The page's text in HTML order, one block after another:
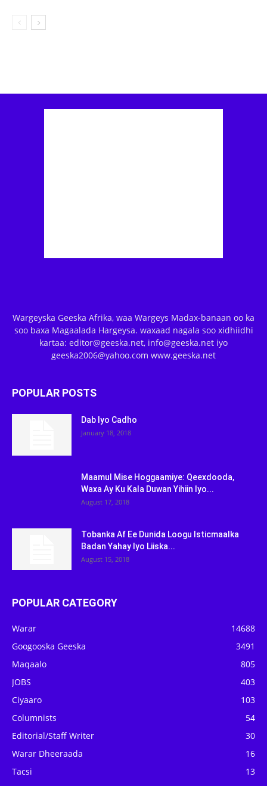
Wargeyska Geeska Afrika, waa Wargeys Madax-banaan oo ka
soo baxa Magaalada Hargeysa. waxaad nagala soo xidhiidhi
kartaa: editor@geeska.net, info@geeska.net iyo
geeska2006@yahoo.com www.geeska.net
POPULAR POSTS
Dab Iyo Cadho
January 18, 2018
Maamul Mise Hoggaamiye: Qeexdooda,
Waxa Ay Ku Kala Duwan Yihiin Iyo...
August 17, 2018
Tobanka Af Ee Dunida Loogu Isticmaalka
Badan Yahay Iyo Liiska...
August 15, 2018
POPULAR CATEGORY
Warar
14688
Googooska Geeska
3491
Maqaalo
805
JOBS
403
Ciyaaro
103
Columnists
54
Editorial/Staff Writer
30
Warar Dheeraada
16
Tacsi
13